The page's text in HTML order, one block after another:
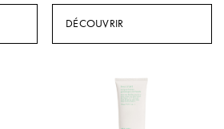
DÉCOUVRIR